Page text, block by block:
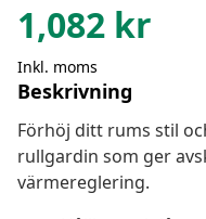
1,082 kr
Inkl. moms
Beskrivning
Förhöj ditt rums stil
rullgardin som ger
värmereglering.